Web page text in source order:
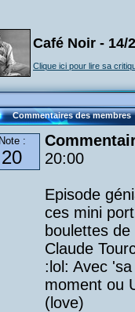
Café Noir - 14/
Clique ici pour lire sa
Commentaires des membres
Note :
20
20:00
Episode
ces mini
boulettes
Claude
:lol: Avec
moment ou
(love)